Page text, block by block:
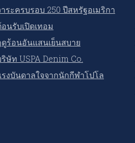
ระครบรอบ 250 ปีสหรัฐอเมริกา
นรับเปิดเทอม
ดูร้อนอันแสนเย็นสบาย
ษัท USPA Denim Co.
รงบันดาลใจจากนักกีฬาโปโล